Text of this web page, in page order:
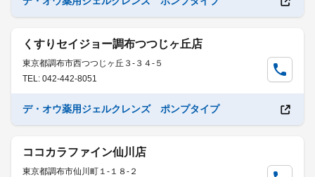
くすりセイジョー調布つつじヶ丘店
東京都調布市西つつじヶ丘３-３４-５
TEL: 042-442-8051
デ・オウ薬用ジェルクレンズ ポンプタイプ
ココカラファイン仙川店
東京都調布市仙川町１-１８-２